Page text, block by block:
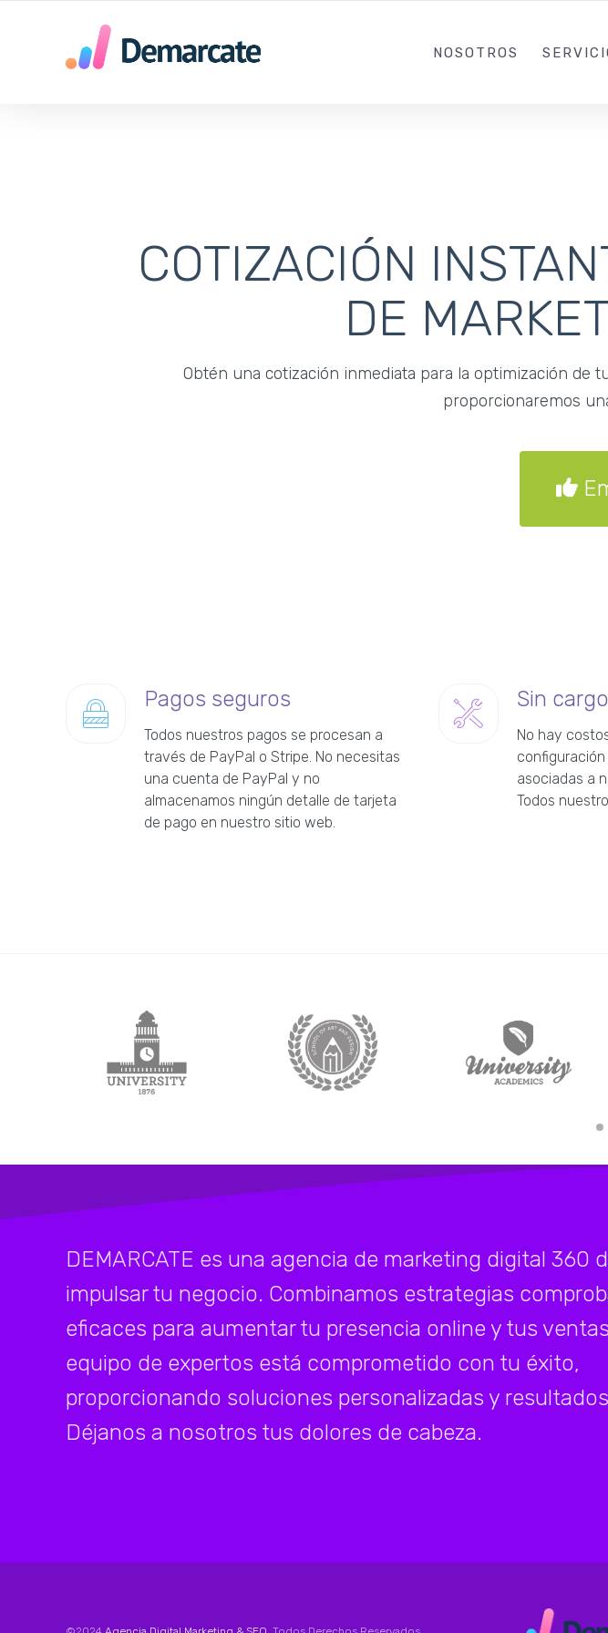
NOSOTROS
COTIZACIÓN
DE
Obtén una cotización inmediata para la optimización de
proporcionaremos
Pagos seguros
Todos nuestros pagos se procesan a
través de PayPal o Stripe. No necesitas
una cuenta de PayPal y no
almacenamos ningún detalle de tarjeta
de pago en nuestro sitio web.
Sin
No hay
asociadas a
Todos
DEMARCATE es una agencia de marketing digital 360
impulsar tu negocio. Combinamos estrategias
eficaces para aumentar tu presencia online y tus
equipo de expertos está comprometido con tu éxito,
proporcionando soluciones personalizadas y
Déjanos a nosotros tus dolores de cabeza.